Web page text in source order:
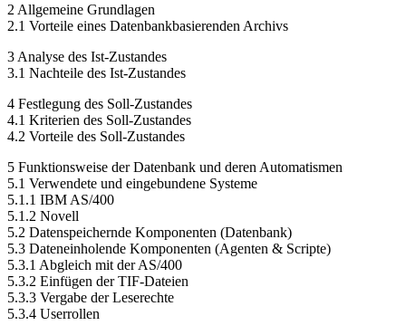
2 Allgemeine Grundlagen
2.1 Vorteile eines Datenbankbasierenden Archivs
3 Analyse des Ist-Zustandes
3.1 Nachteile des Ist-Zustandes
4 Festlegung des Soll-Zustandes
4.1 Kriterien des Soll-Zustandes
4.2 Vorteile des Soll-Zustandes
5 Funktionsweise der Datenbank und deren Automatismen
5.1 Verwendete und eingebundene Systeme
5.1.1 IBM AS/400
5.1.2 Novell
5.2 Datenspeichernde Komponenten (Datenbank)
5.3 Dateneinholende Komponenten (Agenten & Scripte)
5.3.1 Abgleich mit der AS/400
5.3.2 Einfügen der TIF-Dateien
5.3.3 Vergabe der Leserechte
5.3.4 Userrollen